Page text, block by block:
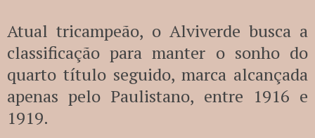
Atual tricampeão, o Alviverde busca a
classificação para manter o sonho do
quarto título seguido, marca alcançada
apenas pelo Paulistano, entre 1916 e
1919.